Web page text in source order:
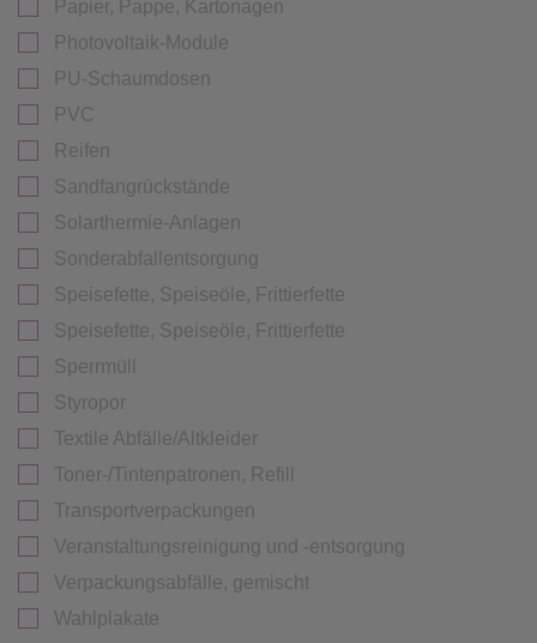
Papier, Pappe, Kartonagen
Photovoltaik-Module
PU-Schaumdosen
PVC
Reifen
Sandfangrückstände
Solarthermie-Anlagen
Sonderabfallentsorgung
Speisefette, Speiseöle, Frittierfette
Speisefette, Speiseöle, Frittierfette
Sperrmüll
Styropor
Textile Abfälle/Altkleider
Toner-/Tintenpatronen, Refill
Transportverpackungen
Veranstaltungsreinigung und -entsorgung
Verpackungsabfälle, gemischt
Wahlplakate